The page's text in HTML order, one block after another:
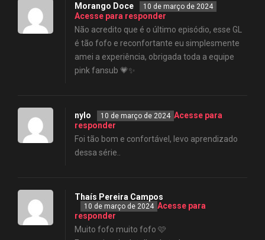
Morango Doce 10 de março de 2024
Acesse para responder
Não acredito que é o último episódio, esse GL
é tão fofo e reconfortante eu simplesmente
amei a experiência, obrigada toda a equipe
pink fansub 💗✨
nylo 10 de março de 2024 Acesse para
responder
Foi tão bom e confortável, levo aprendizado
dessa série..
Thaís Pereira Campos
10 de março de 2024 Acesse para
responder
Muito fofo muito fofo 🩷